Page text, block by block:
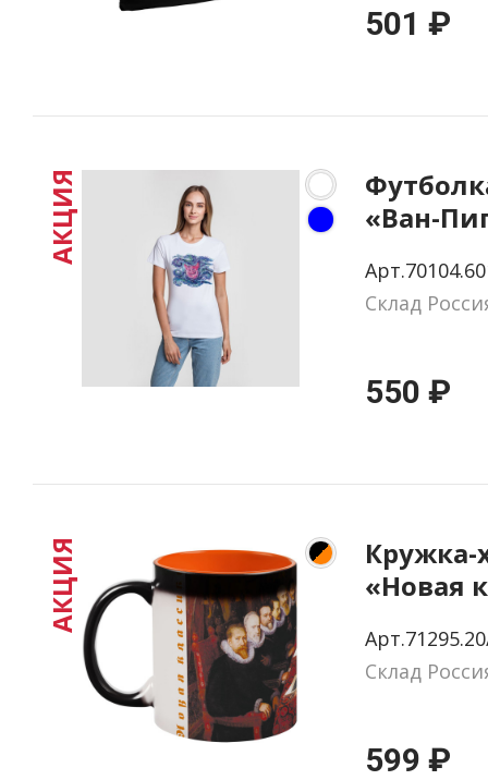
501 ₽
«Ван-
Склад
550 ₽
АКЦИЯ
Кружка-
«Новая
черная
Склад
599 ₽
АКЦИЯ